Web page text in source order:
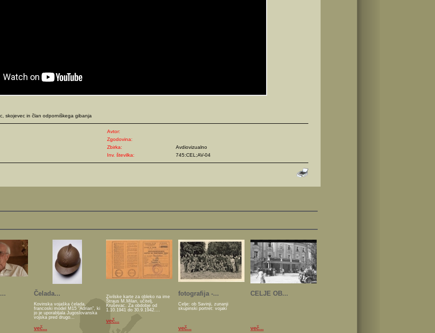
skojevec in član odporniškega gibanja
Avtor:
Zgodovina:
Zbirka:
Avdiovizualno
Inv. številka: 745:CEL;AV-04
Čelada...
Kovinska vojaška čelada,
francoski model M15 "Adrian", ki
jo je uporabljala Jugoslovanska
vojska pred drugo...
več...
Živilske karte za obleko na ime
Štraus M.Milan, učitelj,
Kruševac. Za obdobje od
1.10.1941 do 30.9.1942....
več...
fotografija -...
Celje: ob Savinji, zunanji
skupinski portret: vojaki
več...
CELJE OB...
več...